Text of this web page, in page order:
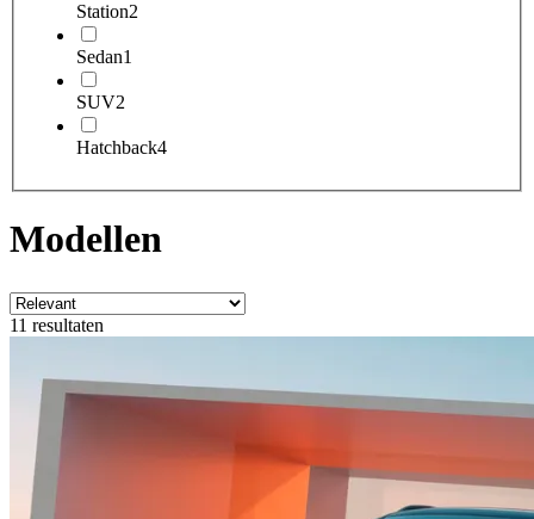
Station2
Sedan1
SUV2
Hatchback4
Modellen
11 resultaten